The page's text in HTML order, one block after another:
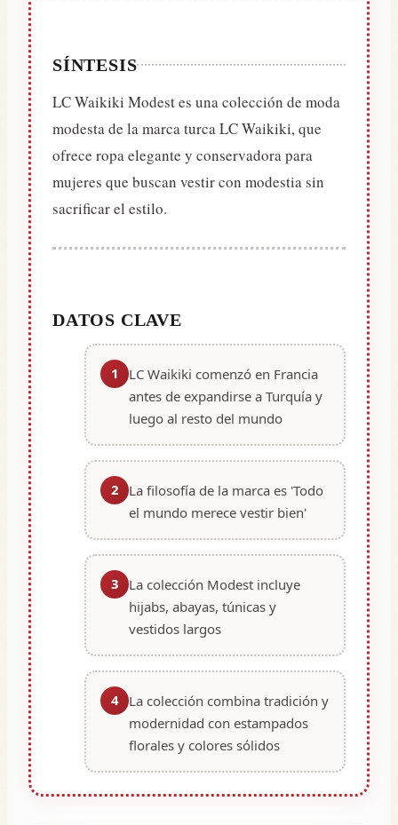
SÍNTESIS
LC Waikiki Modest es una colección de moda
modesta de la marca turca LC Waikiki, que
ofrece ropa elegante y conservadora para
mujeres que buscan vestir con modestia sin
sacrificar el estilo.
DATOS CLAVE
1
LC Waikiki comenzó en Francia
antes de expandirse a Turquía y
luego al resto del mundo
2
La filosofía de la marca es 'Todo
el mundo merece vestir bien'
3
La colección Modest incluye
hijabs, abayas, túnicas y
vestidos largos
4
La colección combina tradición y
modernidad con estampados
florales y colores sólidos